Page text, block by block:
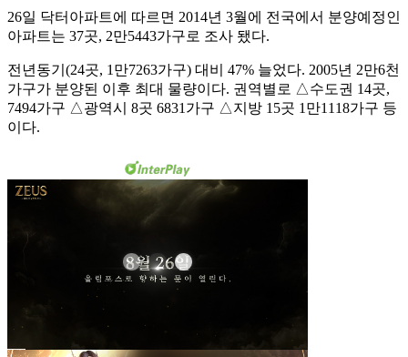
26일 닥터아파트에 따르면 2014년 3월에 전국에서 분양예정인
아파트는 37곳, 2만5443가구로 조사 됐다.
전년동기(24곳, 1만7263가구) 대비 47% 늘었다. 2005년 2만6천
가구가 분양된 이후 최대 물량이다. 권역별로 △수도권 14곳,
7494가구 △광역시 8곳 6831가구 △지방 15곳 1만1118가구 등
이다.